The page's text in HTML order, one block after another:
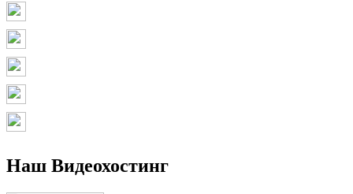
Наш Видеохостинг